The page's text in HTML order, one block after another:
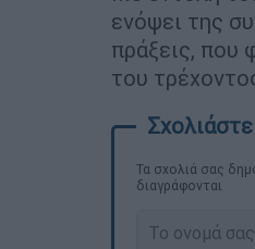
ενόψει της
πράξεις, που
του
Τα σχολιά σας
διαγράφονται